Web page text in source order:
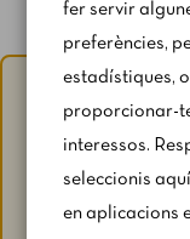
vacances, es
caps de
fer servir
preferències,
estadístiques,
proporcionar-
interessos.
seleccionis
en aplicacions